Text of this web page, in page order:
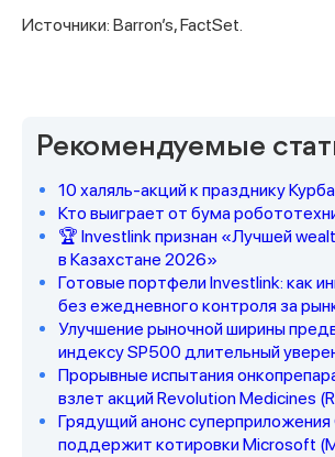
Источники: Barron’s, FactSet.
Рекомендуемые
10 халяль-акций к празднику
Кто выиграет от бума
🏆 Investlink признан «Лучшей
в Казахстане 2026»
Готовые портфели Investlink: как
без ежедневного контроля за
Улучшение рыночной ширины
индексу SP500 длительный
Прорывные испытания
взлет акций Revolution Medicines
Грядущий анонс суперприложения
поддержит котировки Microsoft
Наши консультанты
вами в ближайшее